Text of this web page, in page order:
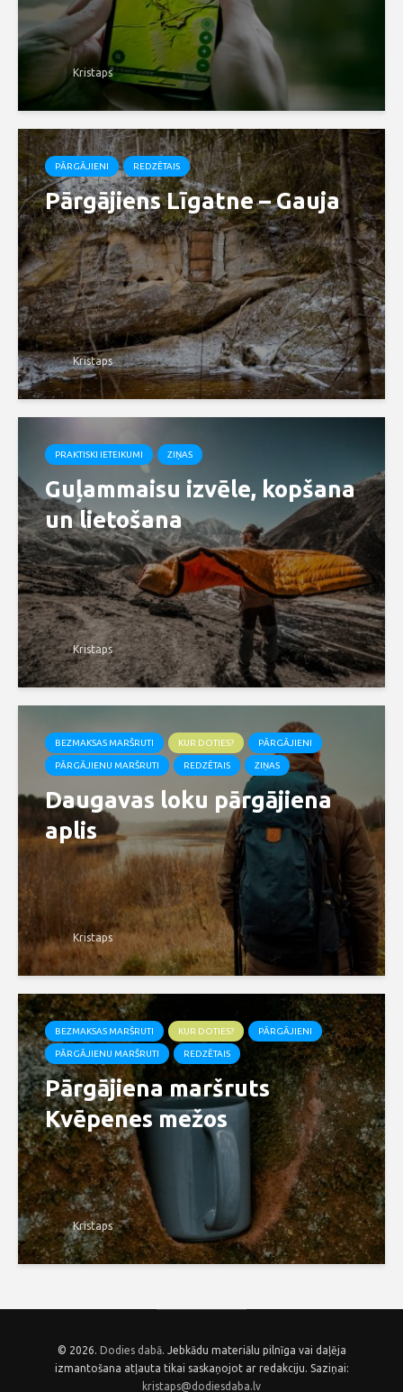
Kristaps
PĀRGĀJIENI REDZĒTAIS
Pārgājiens Līgatne – Gauja
Kristaps
PRAKTISKI IETEIKUMI ZIŅAS
Guļammaisu izvēle, kopšana
un lietošana
Kristaps
BEZMAKSAS MARŠRUTI KUR DOTIES? PĀRGĀJIENI
PĀRGĀJIENU MARŠRUTI REDZĒTAIS ZIŅAS
Daugavas loku pārgājiena
aplis
Kristaps
BEZMAKSAS MARŠRUTI KUR DOTIES? PĀRGĀJIENI
PĀRGĀJIENU MARŠRUTI REDZĒTAIS
Pārgājiena maršruts
Kvēpenes mežos
Kristaps
© 2026. Dodies dabā. Jebkādu materiālu pilnīga vai daļēja
izmantošana atļauta tikai saskaņojot ar redakciju. Saziņai:
kristaps@dodiesdaba.lv